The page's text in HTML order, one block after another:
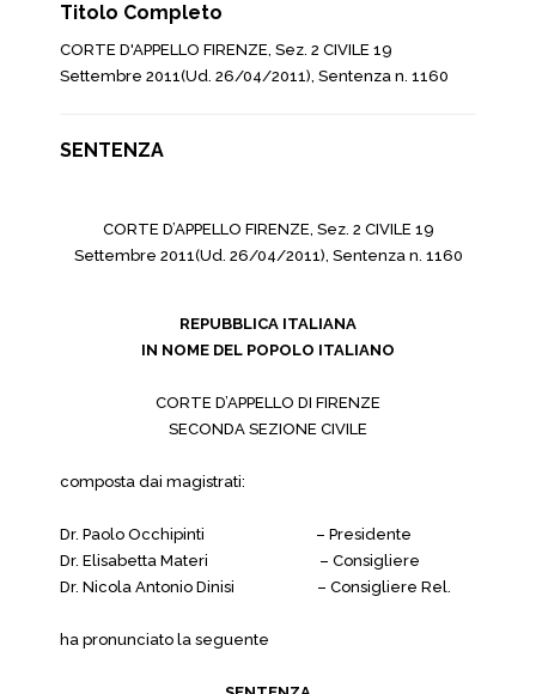
Titolo Completo
CORTE D'APPELLO FIRENZE, Sez. 2 CIVILE 19
Settembre 2011(Ud. 26/04/2011), Sentenza n. 1160
SENTENZA
CORTE D’APPELLO FIRENZE, Sez. 2 CIVILE 19
Settembre 2011(Ud. 26/04/2011), Sentenza n. 1160
REPUBBLICA ITALIANA
IN NOME DEL POPOLO ITALIANO
CORTE D’APPELLO DI FIRENZE
SECONDA SEZIONE CIVILE
composta dai magistrati:
Dr. Paolo Occhipinti – Presidente
Dr. Elisabetta Materi – Consigliere
Dr. Nicola Antonio Dinisi – Consigliere Rel.
ha pronunciato la seguente